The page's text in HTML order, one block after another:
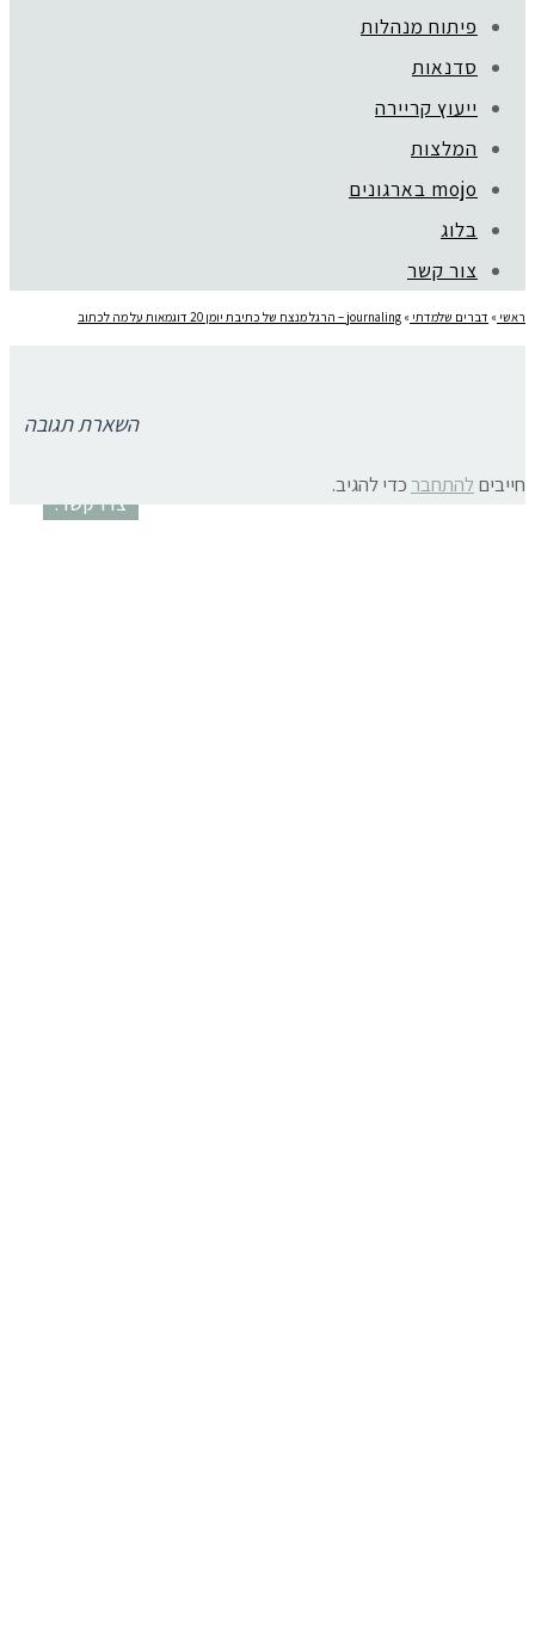
פיתוח מנהלות
סדנאות
ייעוץ קריירה
המלצות
mojo בארגונים
בלוג
צור קשר
ראשי » דברים שלמדתי » journaling – הרגל מנצח של כתיבת יומן 20 דוגמאות על מה לכתוב
השארת תגובה
חייביםלהתחבר כדי להגיב.
צרו קשר:
קהילת סלוניקי 1, תל אביב |
עיצוב:
נסטיה פייביש| ביצוע:zivuch